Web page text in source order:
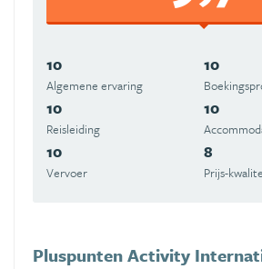
10
Algemene ervaring
10
10
Reisleiding
10
10
Vervoer
8
Prijs-
Pluspunten Activity